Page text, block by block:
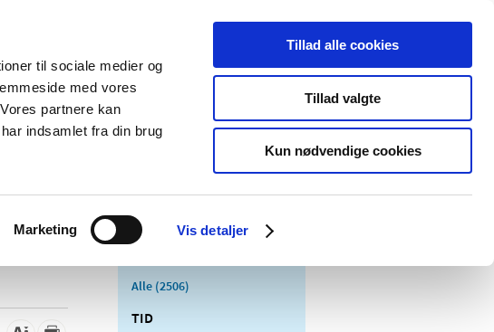
til sociale medier og
med vores
partnere kan
indsamlet fra din brug
Marketing Vis detaljer
Tillad alle cookies
Tillad valgte
Kun nødvendige cookies
Kontakt Udgivelser
af
Medicinsk
Særlige
produktområder
Alle (2506)
TID